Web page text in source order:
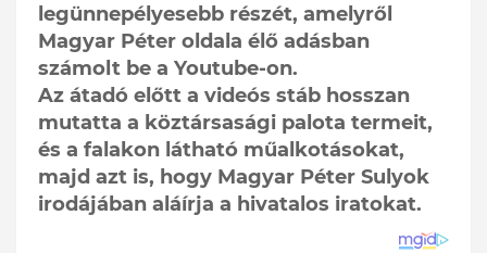
legünnepélyesebb részét, amelyről
Magyar Péter oldala élő adásban
számolt be a Youtube-on.
Az átadó előtt a videós stáb hosszan
mutatta a köztársasági palota termeit,
és a falakon látható műalkotásokat,
majd azt is, hogy Magyar Péter Sulyok
irodájában aláírja a hivatalos iratokat.